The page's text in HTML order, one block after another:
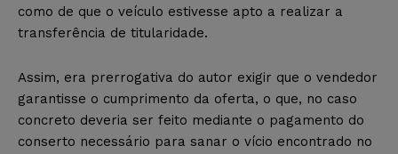
como de que o veículo estivesse apto a realizar a
transferência de titularidade.
Assim, era prerrogativa do autor exigir que o vendedor
garantisse o cumprimento da oferta, o que, no caso
concreto deveria ser feito mediante o pagamento do
conserto necessário para sanar o vício encontrado no